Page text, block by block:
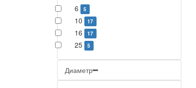
6 5
10 17
16 17
25 5
Диаметр